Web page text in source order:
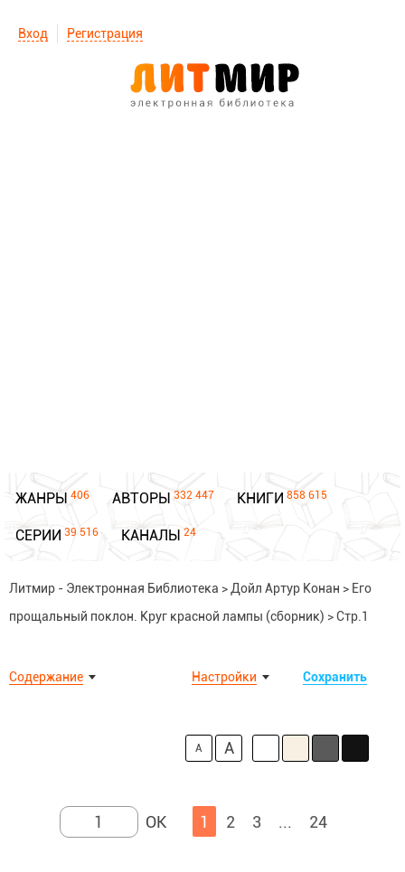
Вход Регистрация
ЖАНРЫ 406 АВТОРЫ 332 447 КНИГИ 858 615
СЕРИИ 39 516 КАНАЛЫ 24
Литмир - Электронная Библиотека > Дойл Артур Конан > Его
прощальный поклон. Круг красной лампы (сборник) >Стр.1
Содержание Сохранить
Настройки
A A
1 2 3 ... 24